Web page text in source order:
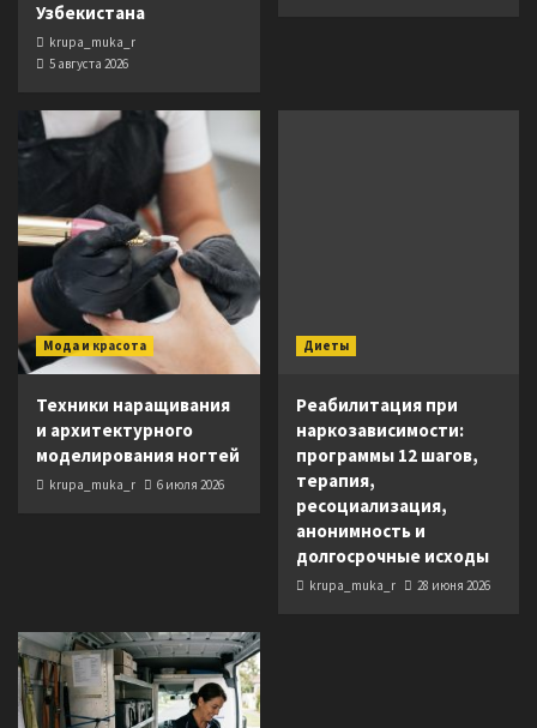
Узбекистана
krupa_muka_r
5 августа 2026
Мода и красота
Техники наращивания
и архитектурного
моделирования ногтей
krupa_muka_r 6 июля 2026
Диеты
Реабилитация при
наркозависимости:
программы 12 шагов,
терапия,
ресоциализация,
анонимность и
долгосрочные исходы
krupa_muka_r 28 июня 2026